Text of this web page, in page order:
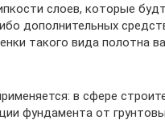
слоев, которые
дополнительных
такого вида полотна
в сфере
фундамента от